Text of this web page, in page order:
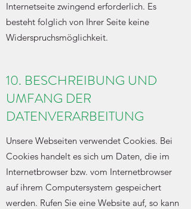
Internetseite zwingend erforderlich. Es
besteht folglich von Ihrer Seite keine
Widerspruchsmöglichkeit.
10. BESCHREIBUNG UND
UMFANG DER
DATENVERARBEITUNG
Unsere Webseiten verwendet Cookies. Bei
Cookies handelt es sich um Daten, die im
Internetbrowser bzw. vom Internetbrowser
auf ihrem Computersystem gespeichert
werden. Rufen Sie eine Website auf, so kann